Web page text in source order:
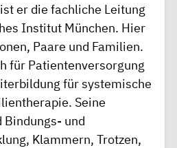
er die fachliche Leitung
Institut München. Hier
Paare und Familien.
für Patientenversorgung
für systemische
Seine
Bindungs- und
Klammern, Trotzen,